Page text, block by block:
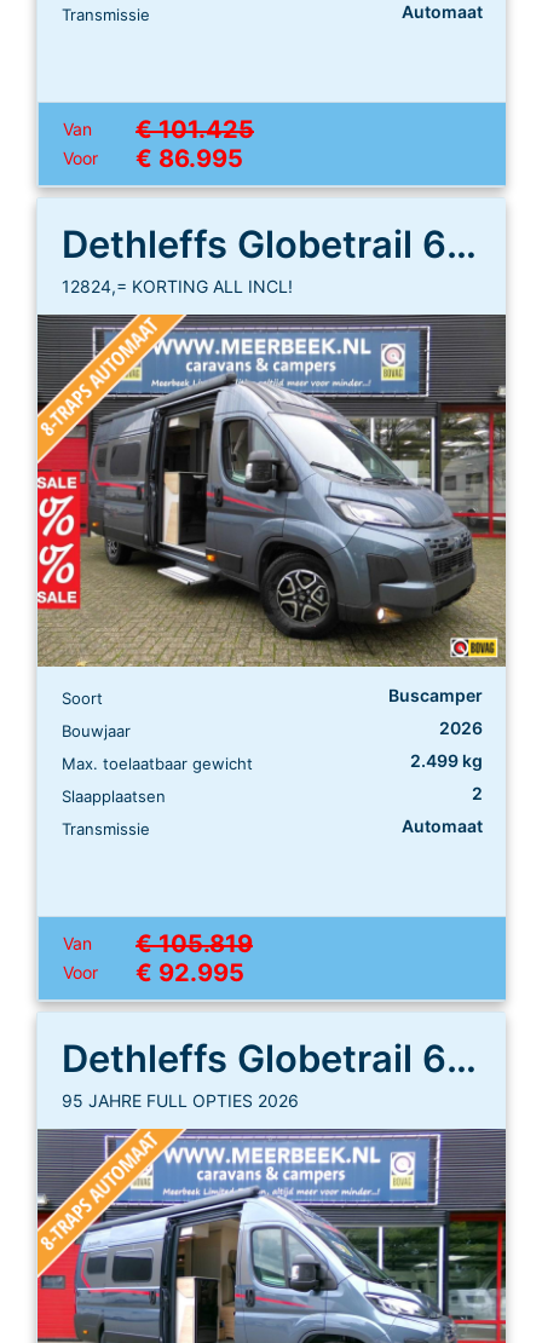
Transmissie Automaat
Van € 101.425
Voor € 86.995
Dethleffs Globetrail 640 ES
12824,= KORTING ALL INCL!
Soort Buscamper
Bouwjaar 2026
Max. toelaatbaar gewicht 2.499 kg
Slaapplaatsen 2
Transmissie Automaat
Van € 105.819
Voor € 92.995
Dethleffs Globetrail 640 ES
95 JAHRE FULL OPTIES 2026